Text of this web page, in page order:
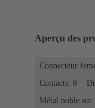
Aperçu des
Connecteur
Contacts: 8
Métal noble sur